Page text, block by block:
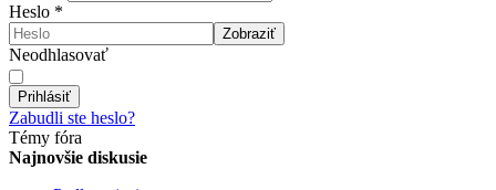
Heslo *
Zobraziť
Neodhlasovať
Prihlásiť
Zabudli ste heslo?
Témy fóra
Najnovšie diskusie